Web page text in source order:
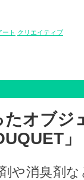
ート クリエイティブ
オブジ
」
や消臭剤